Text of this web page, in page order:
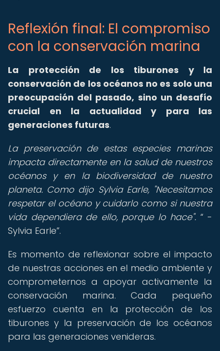
Reflexión final: El compromiso
con la conservación marina
La protección de los tiburones y la
conservación de los océanos no es solo una
preocupación del pasado, sino un desafío
crucial en la actualidad y para las
generaciones futuras.
La preservación de estas especies marinas
impacta directamente en la salud de nuestros
océanos y en la biodiversidad de nuestro
planeta. Como dijo Sylvia Earle, "Necesitamos
respetar el océano y cuidarlo como si nuestra
vida dependiera de ello, porque lo hace". -
Sylvia Earle .
Es momento de reflexionar sobre el impacto
de nuestras acciones en el medio ambiente y
comprometernos a apoyar activamente la
conservación marina. Cada pequeño
esfuerzo cuenta en la protección de los
tiburones y la preservación de los océanos
para las generaciones venideras.